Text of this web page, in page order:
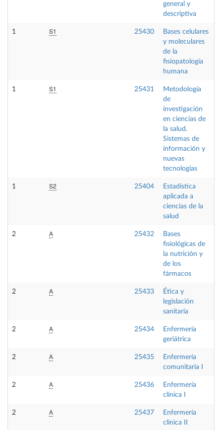
general y
descriptiva
1 S1 25430
Bases celulares
y moleculares
de la
fisiopatología
humana
1 S1 25431
Metodología
de
investigación
en ciencias de
la salud.
Sistemas de
información y
nuevas
tecnologías
1 S2 25404
Estadística
aplicada a
ciencias de la
salud
2 A 25432
Bases
fisiológicas de
la nutrición y
de los
fármacos
2 A 25433
Ética y
legislación
sanitaria
2 A 25434
Enfermería
geriátrica
2 A 25435
Enfermería
comunitaria I
2 A 25436
Enfermería
clínica I
2 A 25437
Enfermería
clínica II